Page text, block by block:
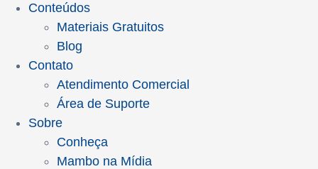
Conteúdos
Materiais Gratuitos
Blog
Contato
Atendimento Comercial
Área de Suporte
Sobre
Conheça
Mambo na Mídia